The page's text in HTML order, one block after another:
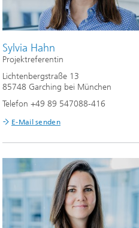
Sylvia Hahn
Projektreferentin
Lichtenbergstraße 13
85748 Garching bei München
Telefon +49 89 547088-416
E-Mail senden